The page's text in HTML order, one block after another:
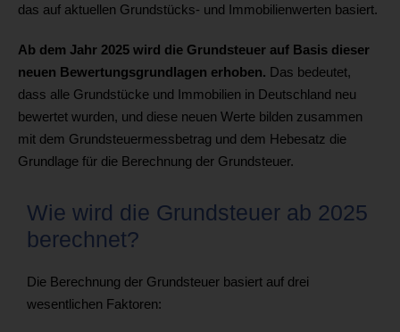
das auf aktuellen Grundstücks- und Immobilienwerten basiert.
Ab dem Jahr 2025 wird die Grundsteuer auf Basis dieser
neuen Bewertungsgrundlagen erhoben. Das bedeutet,
dass alle Grundstücke und Immobilien in Deutschland neu
bewertet wurden, und diese neuen Werte bilden zusammen
mit dem Grundsteuermessbetrag und dem Hebesatz die
Grundlage für die Berechnung der Grundsteuer.
Wie wird die Grundsteuer ab 2025
berechnet?
Die Berechnung der Grundsteuer basiert auf drei
wesentlichen Faktoren: